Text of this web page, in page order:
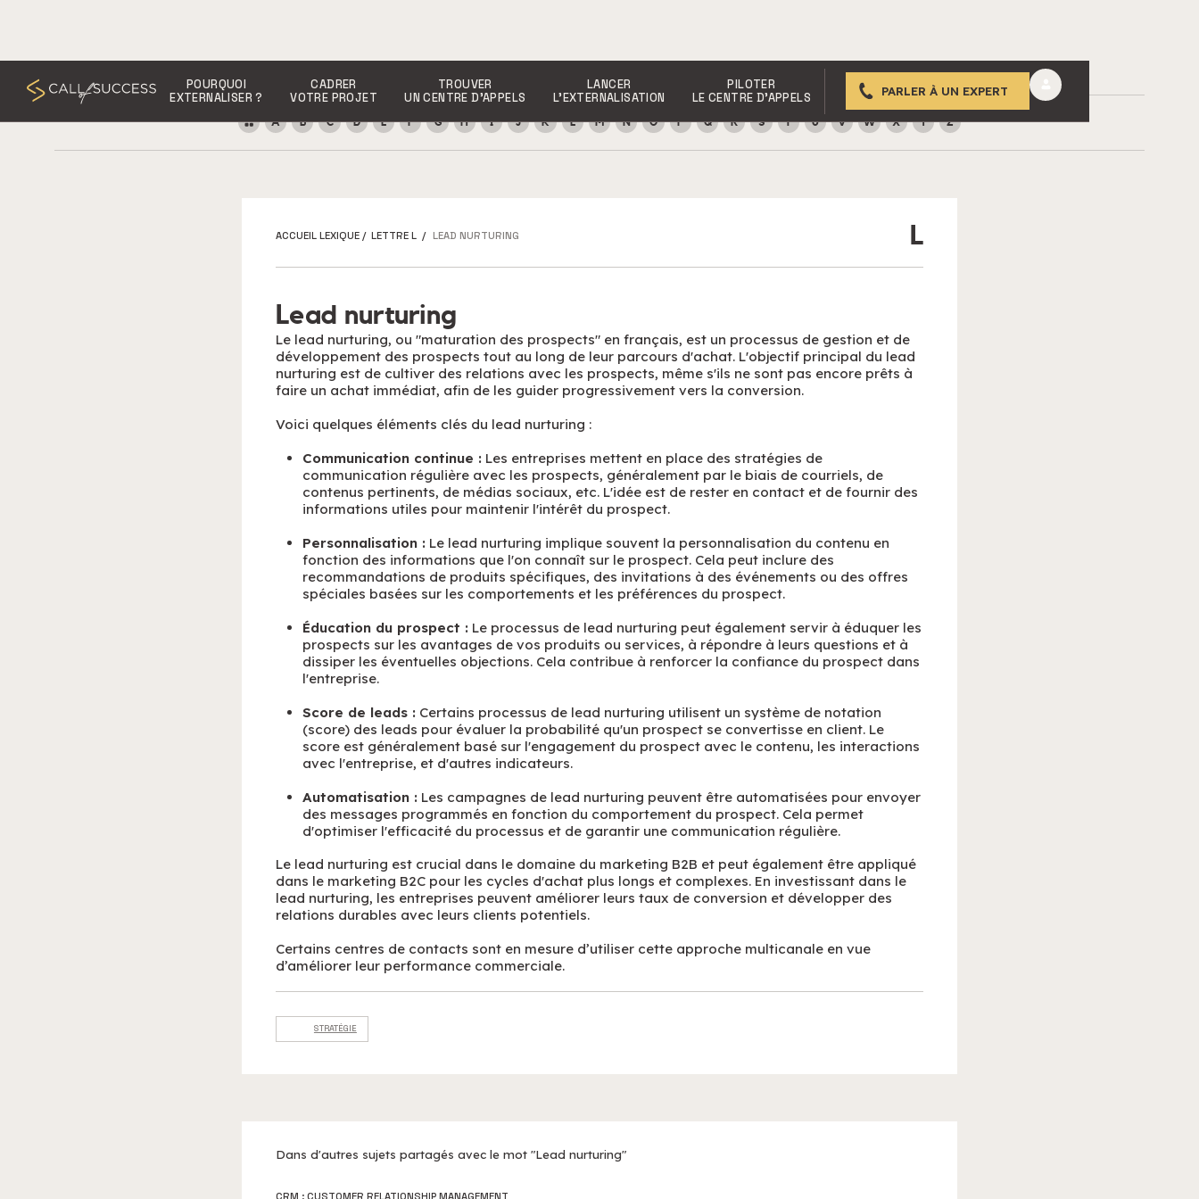
POURQUOI
EXTERNALISER ?
CADRER
VOTRE PROJET
TROUVER
UN CENTRE D’APPELS
LANCER
L’EXTERNALISATION
PILOTER
LE CENTRE D’APPELS
PARLER À UN EXPERT
A B C D E F G H I J K L M N O P Q R S T U V W X Y Z
ACCUEIL LEXIQUE / LETTRE L / LEAD NURTURING L
Lead nurturing
Le lead nurturing, ou "maturation des prospects" en français, est un processus de gestion et de
développement des prospects tout au long de leur parcours d'achat. L'objectif principal du lead
nurturing est de cultiver des relations avec les prospects, même s'ils ne sont pas encore prêts à
faire un achat immédiat, afin de les guider progressivement vers la conversion.
Voici quelques éléments clés du lead nurturing :
Communication continue :Les entreprises mettent en place des stratégies de
communication régulière avec les prospects, généralement par le biais de courriels, de
contenus pertinents, de médias sociaux, etc. L'idée est de rester en contact et de fournir des
informations utiles pour maintenir l'intérêt du prospect.
Personnalisation :Le lead nurturing implique souvent la personnalisation du contenu en
fonction des informations que l'on connaît sur le prospect. Cela peut inclure des
recommandations de produits spécifiques, des invitations à des événements ou des offres
spéciales basées sur les comportements et les préférences du prospect.
Éducation du prospect :Le processus de lead nurturing peut également servir à éduquer les
prospects sur les avantages de vos produits ou services, à répondre à leurs questions et à
dissiper les éventuelles objections. Cela contribue à renforcer la confiance du prospect dans
l'entreprise.
Score de leads :Certains processus de lead nurturing utilisent un système de notation
(score) des leads pour évaluer la probabilité qu'un prospect se convertisse en client. Le
score est généralement basé sur l'engagement du prospect avec le contenu, les interactions
avec l'entreprise, et d'autres indicateurs.
Automatisation :Les campagnes de lead nurturing peuvent être automatisées pour envoyer
des messages programmés en fonction du comportement du prospect. Cela permet
d'optimiser l'efficacité du processus et de garantir une communication régulière.
Le lead nurturing est crucial dans le domaine du marketing B2B et peut également être appliqué
dans le marketing B2C pour les cycles d'achat plus longs et complexes. En investissant dans le
lead nurturing, les entreprises peuvent améliorer leurs taux de conversion et développer des
relations durables avec leurs clients potentiels.
Certains centres de contacts sont en mesure d’utiliser cette approche multicanale en vue
d’améliorer leur performance commerciale.
STRATÉGIE
Dans d'autres sujets partagés avec le mot "Lead nurturing"
CRM : CUSTOMER RELATIONSHIP MANAGEMENT